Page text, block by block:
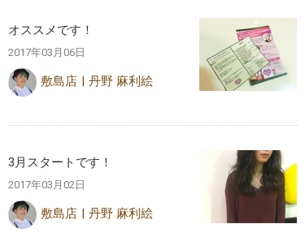
オススメです！
2017年03月06日
敷島店 丹野 麻利絵
3月スタートです！
2017年03月02日
敷島店 丹野 麻利絵